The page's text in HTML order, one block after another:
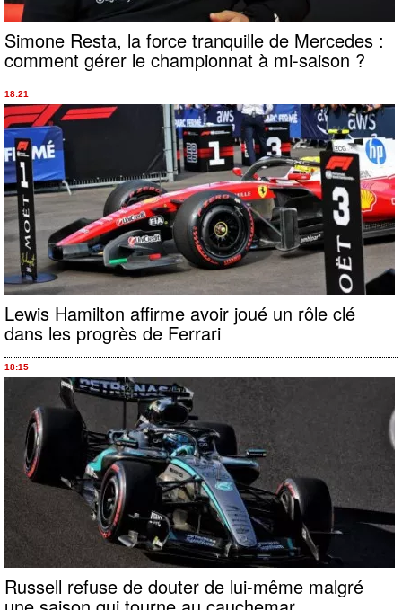
Simone Resta, la force tranquille de Mercedes :
comment gérer le championnat à mi-saison ?
18:21
Lewis Hamilton affirme avoir joué un rôle clé
dans les progrès de Ferrari
18:15
Russell refuse de douter de lui-même malgré